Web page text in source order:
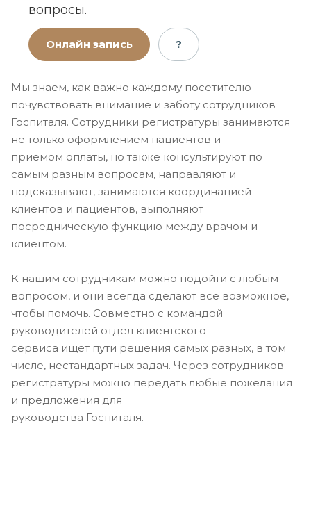
вопросы.
Онлайн запись ?
Мы знаем, как важно каждому посетителю
почувствовать внимание и заботу сотрудников
Госпиталя. Сотрудники регистратуры занимаются
не только оформлением пациентов и
приемом оплаты, но также консультируют по
самым разным вопросам, направляют и
подсказывают, занимаются координацией
клиентов и пациентов, выполняют
посредническую функцию между врачом и
клиентом.
К нашим сотрудникам можно подойти с любым
вопросом, и они всегда сделают все возможное,
чтобы помочь. Совместно с командой
руководителей отдел клиентского
сервиса ищет пути решения самых разных, в том
числе, нестандартных задач. Через сотрудников
регистратуры можно передать любые пожелания
и предложения для
руководства Госпиталя.